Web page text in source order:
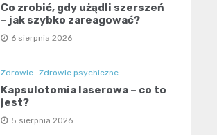
Co zrobić, gdy użądli szerszeń
– jak szybko zareagować?
6 sierpnia 2026
Zdrowie Zdrowie psychiczne
Kapsulotomia laserowa – co to
jest?
5 sierpnia 2026